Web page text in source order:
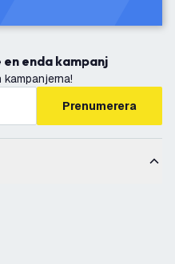
en enda kampanj
Prenumerera